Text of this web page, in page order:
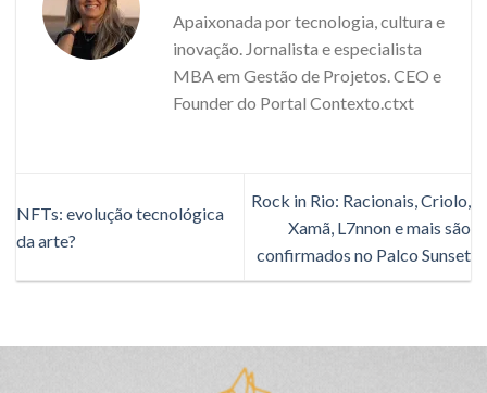
Apaixonada por tecnologia, cultura e
inovação. Jornalista e especialista
MBA em Gestão de Projetos. CEO e
Founder do Portal Contexto.ctxt
NFTs: evolução tecnológica
da arte?
Rock in Rio: Racionais, Criolo,
Xamã, L7nnon e mais são
confirmados no Palco Sunset